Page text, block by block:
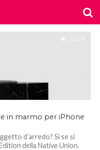
220.1K
in marmo per iPhone
d’arredo? Si se si
della Native Union.